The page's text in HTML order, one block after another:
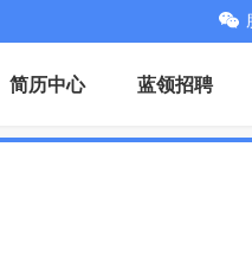
简历中心 蓝领招聘